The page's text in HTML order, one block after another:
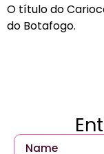
O título do
do Botafogo.